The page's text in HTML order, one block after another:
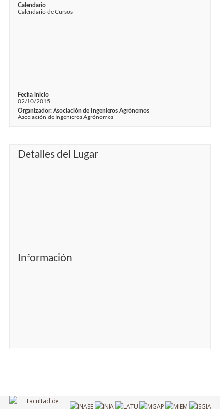
Calendario
Calendario de Cursos
Fecha inicio
02/10/2015
Organizador: Asociación de Ingenieros Agrónomos
Asociación de Ingenieros Agrónomos
Detalles del Lugar
Información